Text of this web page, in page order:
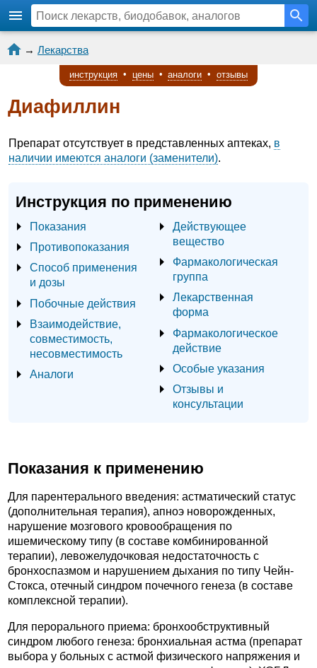
→ Лекарства
инструкция • цены • аналоги • отзывы
Диафиллин
Препарат отсутствует в представленных аптеках, в
наличии имеются аналоги (заменители).
Инструкция по применению
Показания
Противопоказания
Способ применения
и дозы
Побочные действия
Взаимодействие,
совместимость,
несовместимость
Аналоги
Действующее
вещество
Фармакологическая
группа
Лекарственная
форма
Фармакологическое
действие
Особые указания
Отзывы и
консультации
Показания к применению
Для парентерального введения: астматический статус
(дополнительная терапия), апноэ новорожденных,
нарушение мозгового кровообращения по
ишемическому типу (в составе комбинированной
терапии), левожелудочковая недостаточность с
бронхоспазмом и нарушением дыхания по типу Чейн-
Стокса, отечный синдром почечного генеза (в составе
комплексной терапии).
Для перорального приема: бронхообструктивный
синдром любого генеза: бронхиальная астма (препарат
выбора у больных с астмой физического напряжения и